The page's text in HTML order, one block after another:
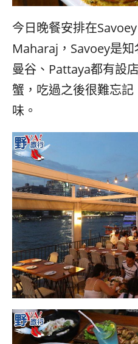
今日晚餐安排在
Maharaj，Savoey是
曼谷、Pattaya都有設
蟹，吃過之後很難忘
味。